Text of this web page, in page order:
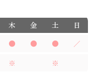
木 金 土
日
● ● ●
／
※
※